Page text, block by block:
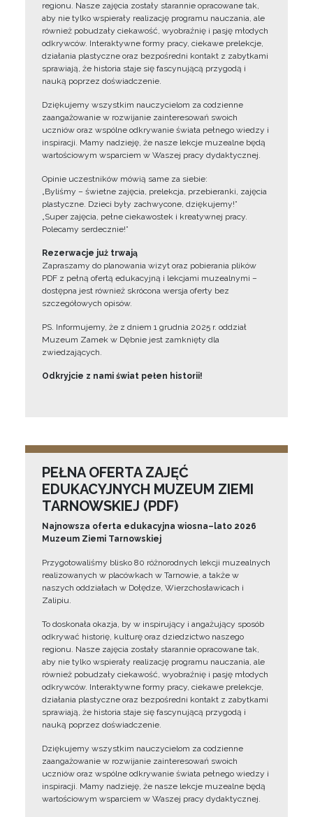
regionu. Nasze zajęcia zostały starannie opracowane tak,
aby nie tylko wspierały realizację programu nauczania, ale
również pobudzały ciekawość, wyobraźnię i pasję młodych
odkrywców. Interaktywne formy pracy, ciekawe prelekcje,
działania plastyczne oraz bezpośredni kontakt z zabytkami
sprawiają, że historia staje się fascynującą przygodą i
nauką poprzez doświadczenie.
Dziękujemy wszystkim nauczycielom za codzienne
zaangażowanie w rozwijanie zainteresowań swoich
uczniów oraz wspólne odkrywanie świata pełnego wiedzy i
inspiracji. Mamy nadzieję, że nasze lekcje muzealne będą
wartościowym wsparciem w Waszej pracy dydaktycznej.
Opinie uczestników mówią same za siebie:
„Byliśmy – świetne zajęcia, prelekcja, przebieranki, zajęcia
plastyczne. Dzieci były zachwycone, dziękujemy!”
„Super zajęcia, pełne ciekawostek i kreatywnej pracy.
Polecamy serdecznie!”
Rezerwacje już trwają
Zapraszamy do planowania wizyt oraz pobierania plików
PDF z pełną ofertą edukacyjną i lekcjami muzealnymi –
dostępna jest również skrócona wersja oferty bez
szczegółowych opisów.
PS. Informujemy, że z dniem 1 grudnia 2025 r. oddział
Muzeum Zamek w Dębnie jest zamknięty dla
zwiedzających.
Odkryjcie z nami świat pełen historii!
PEŁNA OFERTA ZAJĘĆ
EDUKACYJNYCH MUZEUM ZIEMI
TARNOWSKIEJ (PDF)
Najnowsza oferta edukacyjna wiosna–lato 2026
Muzeum Ziemi Tarnowskiej
Przygotowaliśmy blisko 80 różnorodnych lekcji muzealnych
realizowanych w placówkach w Tarnowie, a także w
naszych oddziałach w Dołędze, Wierzchosławicach i
Zalipiu.
To doskonała okazja, by w inspirujący i angażujący sposób
odkrywać historię, kulturę oraz dziedzictwo naszego
regionu. Nasze zajęcia zostały starannie opracowane tak,
aby nie tylko wspierały realizację programu nauczania, ale
również pobudzały ciekawość, wyobraźnię i pasję młodych
odkrywców. Interaktywne formy pracy, ciekawe prelekcje,
działania plastyczne oraz bezpośredni kontakt z zabytkami
sprawiają, że historia staje się fascynującą przygodą i
nauką poprzez doświadczenie.
Dziękujemy wszystkim nauczycielom za codzienne
zaangażowanie w rozwijanie zainteresowań swoich
uczniów oraz wspólne odkrywanie świata pełnego wiedzy i
inspiracji. Mamy nadzieję, że nasze lekcje muzealne będą
wartościowym wsparciem w Waszej pracy dydaktycznej.